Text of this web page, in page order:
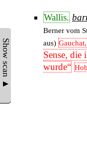
Show scan ▲
Wallis.
Berner vom
aus)
Sense, die
wurde“